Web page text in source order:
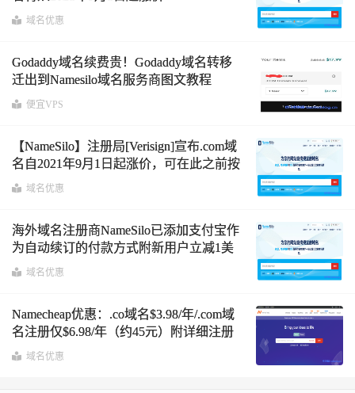
域名优惠
Godaddy域名续费贵！Godaddy域名转移
迁出到Namesilo域名服务商图文教程
便宜VPS
【NameSilo】注册局[Verisign]宣布.com域
名自2021年9月1日起涨价，可在此之前按
现有价格续费最多十年
域名优惠
海外域名注册商NameSilo已添加支付宝作
为自动续订的付款方式附新用户立减1美
元优惠码
域名优惠
Namecheap优惠：.co域名$3.98/年/.com域
名注册仅$6.98/年（约45元）附详细注册
购买教程
域名优惠